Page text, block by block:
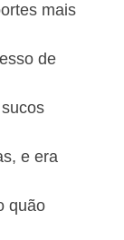
mais
de
e era
quão